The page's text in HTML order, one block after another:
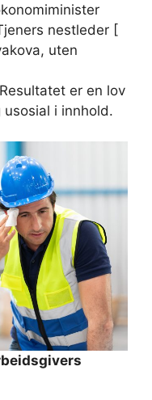
nestleder [
uten
er en lov
i innhold.